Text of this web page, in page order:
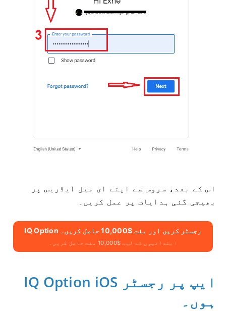
اس کے بعد، سروس سے اپنے ای میل ایڈریس پر
بھیجی گئی ہدایات پر عمل کریں۔
IQ Option رجسٹر کریں اور مفت $10,000 حاصل کریں۔
ابتدائیوں کے لیے $10,000 مفت حاصل کریں۔
IQ Option iOS ایپ پر رجسٹر
ہوں۔